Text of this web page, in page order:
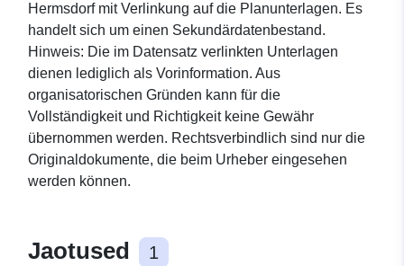
Hermsdorf mit Verlinkung auf die Planunterlagen. Es
handelt sich um einen Sekundärdatenbestand.
Hinweis: Die im Datensatz verlinkten Unterlagen
dienen lediglich als Vorinformation. Aus
organisatorischen Gründen kann für die
Vollständigkeit und Richtigkeit keine Gewähr
übernommen werden. Rechtsverbindlich sind nur die
Originaldokumente, die beim Urheber eingesehen
werden können.
Jaotused 1